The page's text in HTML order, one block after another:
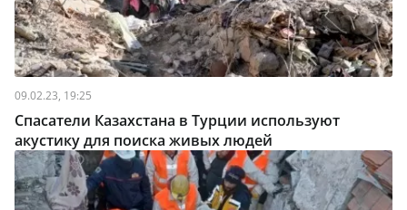
09.02.23, 19:25
Спасатели Казахстана в Турции используют
акустику для поиска живых людей